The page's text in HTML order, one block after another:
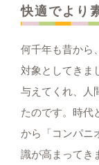
快適でより
何千年も昔から
対象としてきま
与えてくれ、人
たのです。時代
から「コンパニ
識が高まってき